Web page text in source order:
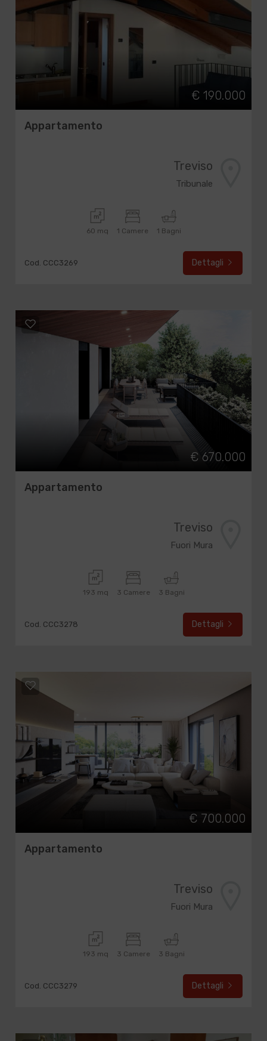
€ 190.000
Appartamento
Treviso
Tribunale
60 mq 1 Camere 1 Bagni
Cod. CCC3269 Dettagli
€ 670.000
Appartamento
Treviso
Fuori Mura
193 mq 3 Camere 3 Bagni
Cod. CCC3278 Dettagli
€ 700.000
Appartamento
Treviso
Fuori Mura
193 mq 3 Camere 3 Bagni
Cod. CCC3279 Dettagli